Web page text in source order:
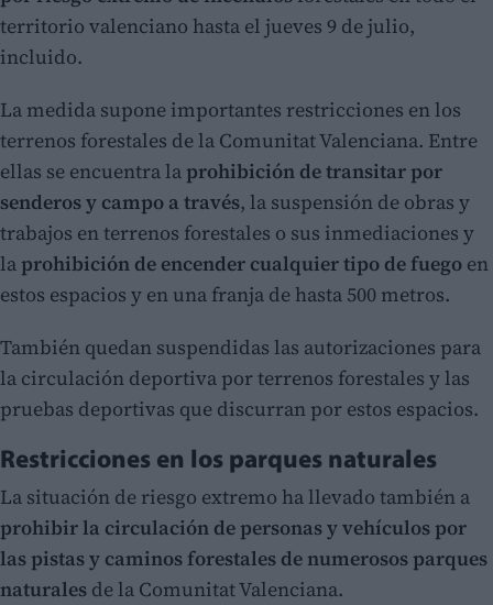
territorio valenciano hasta el jueves 9 de julio,
incluido.
La medida supone importantes restricciones en los
terrenos forestales de la Comunitat Valenciana. Entre
ellas se encuentra laprohibición de transitar por
senderos y campo a través, la suspensión de obras y
trabajos en terrenos forestales o sus inmediaciones y
laprohibición de encender cualquier tipo de fuego en
estos espacios y en una franja de hasta 500 metros.
También quedan suspendidas las autorizaciones para
la circulación deportiva por terrenos forestales y las
pruebas deportivas que discurran por estos espacios.
Restricciones en los parques naturales
La situación de riesgo extremo ha llevado también a
prohibir la circulación de personas y vehículos por
las pistas y caminos forestales de numerosos parques
naturales de la Comunitat Valenciana.